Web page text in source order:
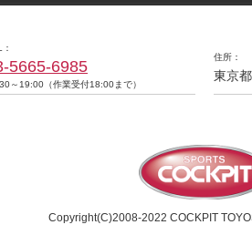
5665-6985
～19:00（作業受付18:00まで）
住所
東京
Copyright(C)2008-2022 COCKPIT